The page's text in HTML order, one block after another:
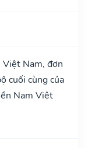
Nam, đơn
cuối cùng của
Nam Việt